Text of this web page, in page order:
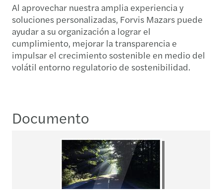
Al aprovechar nuestra amplia experiencia y
soluciones personalizadas, Forvis Mazars puede
ayudar a su organización a lograr el
cumplimiento, mejorar la transparencia e
impulsar el crecimiento sostenible en medio del
volátil entorno regulatorio de sostenibilidad.
Documento